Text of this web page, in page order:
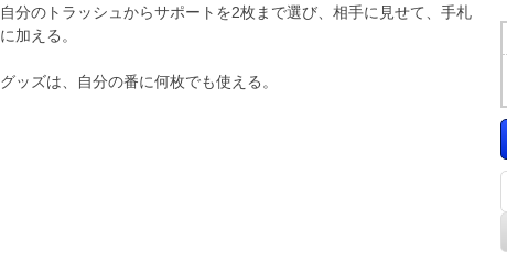
自分のトラッシュからサポートを2枚まで選び、相手に見せて、手札
に加える。
グッズは、自分の番に何枚でも使える。